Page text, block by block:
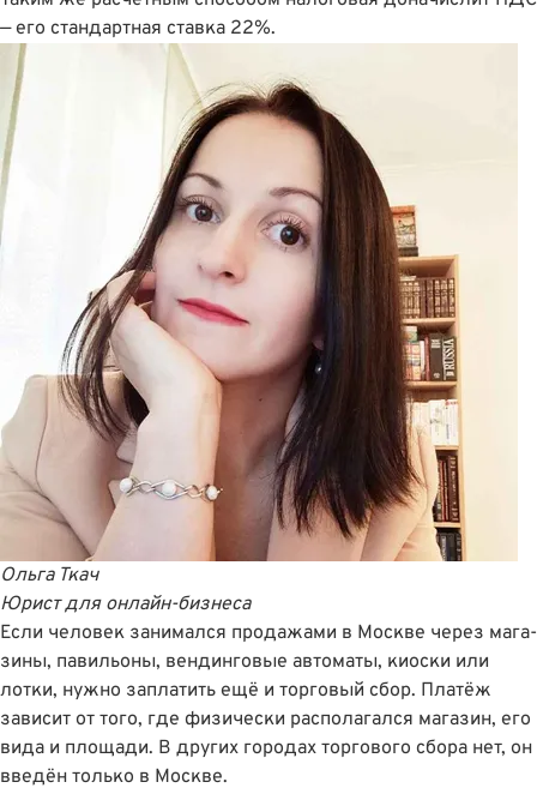
— его стандартная ставка 22%.
Ольга Ткач
Юрист для онлайн-бизнеса
Если человек занимался продажами в Москве через ма­га­
зины, па­ви­льоны, вендинговые ав­то­ма­ты, киоски или
лотки, нужно заплатить ещё и торговый сбор. Платёж
зависит от того, где физически располагался магазин, его
вида и площади. В других городах торгового сбора нет, он
введён только в Москве.